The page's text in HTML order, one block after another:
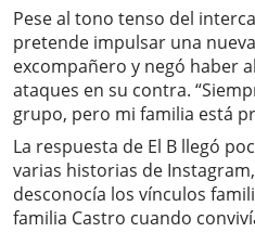
Pese al tono tenso del
pretende impulsar una
excompañero y negó haber
ataques en su contra.
grupo, pero mi familia está
La respuesta de El B llegó
varias historias de
desconocía los vínculos
familia Castro cuando